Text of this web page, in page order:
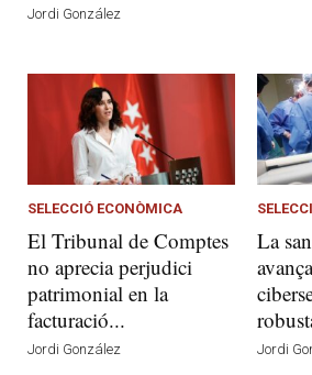
Jordi González
SELECCIÓ ECONÒMICA
El Tribunal de Comptes
no aprecia perjudici
patrimonial en la
facturació...
Jordi González
La
Jordi